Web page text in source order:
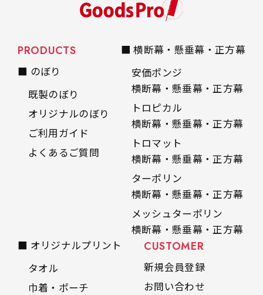
PRODUCTS
■ のぼり
既製のぼり
オリジナルのぼり
ご利用ガイド
よくあるご質問
■ 横断幕・懸垂幕・正方幕
安価ポンジ
横断幕・懸垂幕・正方幕
トロピカル
横断幕・懸垂幕・正方幕
トロマット
横断幕・懸垂幕・正方幕
ターポリン
横断幕・懸垂幕・正方幕
メッシュターポリン
横断幕・懸垂幕・正方幕
■ オリジナルプリント
タオル
巾着・ポーチ
CUSTOMER
新規会員登録
お問い合わせ